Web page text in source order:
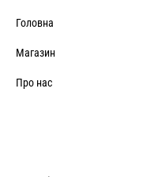
Головна
Магазин
Про нас